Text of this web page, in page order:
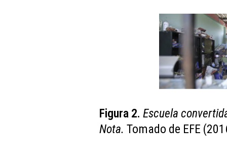
Figura 2. Escuela
Nota. Tomado de EFE